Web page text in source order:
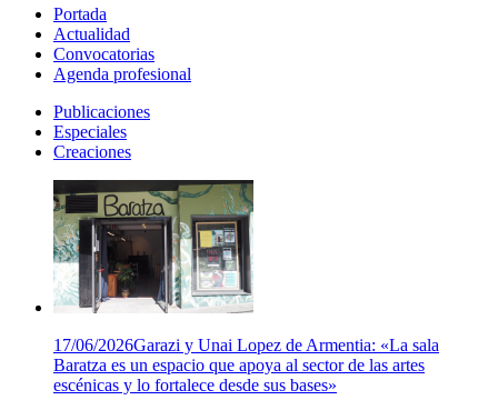
Portada
Actualidad
Convocatorias
Agenda profesional
Publicaciones
Especiales
Creaciones
17/06/2026Garazi y Unai Lopez de Armentia: «La sala
Baratza es un espacio que apoya al sector de las artes
escénicas y lo fortalece desde sus bases»